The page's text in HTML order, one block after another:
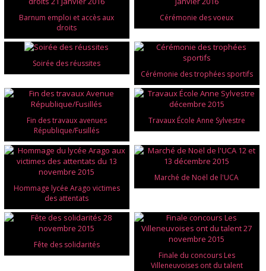
Barnum emploi et accès aux
droits
Cérémonie des voeux
Soirée des réussites
Cérémonie des trophées sportifs
Fin des travaux avenues
République/Fusillés
Travaux École Anne Sylvestre
Hommage lycée Arago victimes
des attentats
Marché de Noël de l'UCA
Fête des solidarités
Finale du concours Les
Villeneuvoises ont du talent